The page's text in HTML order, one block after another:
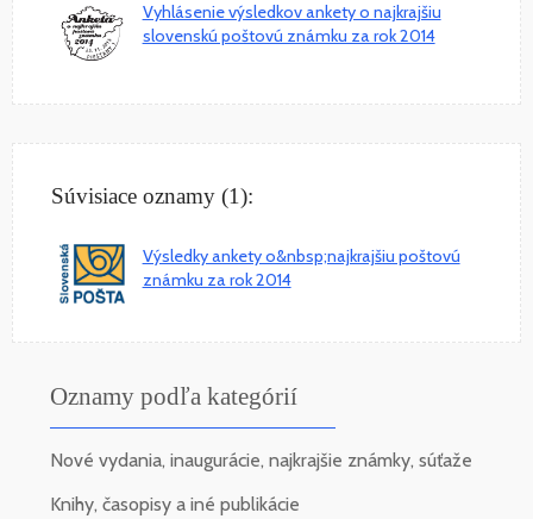
Vyhlásenie výsledkov ankety o najkrajšiu
slovenskú poštovú známku za rok 2014
Súvisiace oznamy (1):
Výsledky ankety o&nbsp;najkrajšiu poštovú
známku za rok 2014
Oznamy podľa kategórií
Nové vydania, inaugurácie, najkrajšie známky, súťaže
Knihy, časopisy a iné publikácie